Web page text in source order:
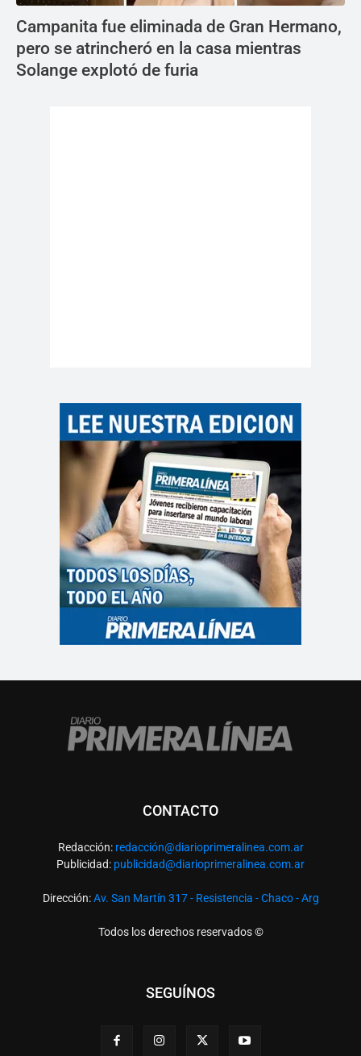
Campanita fue eliminada de Gran Hermano,
pero se atrincheró en la casa mientras
Solange explotó de furia
CONTACTO
Redacción: redacción@diarioprimeralinea.com.ar
Publicidad: publicidad@diarioprimeralinea.com.ar
Dirección:Av. San Martín 317 - Resistencia - Chaco - Arg
Todos los derechos reservados ©
SEGUÍNOS